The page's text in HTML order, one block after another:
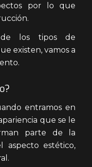
por lo que
los tipos de
existen, vamos a
entramos en
que se le
parte de la
aspecto estético,